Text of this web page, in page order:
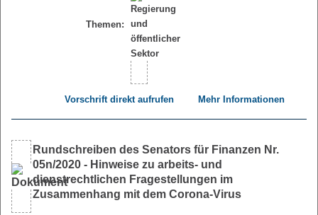
Themen:
Vorschrift direkt aufrufen Mehr Informationen
Rundschreiben des Senators für Finanzen Nr.
05n/2020 - Hinweise zu arbeits- und
dienstrechtlichen Fragestellungen im
Zusammenhang mit dem Corona-Virus